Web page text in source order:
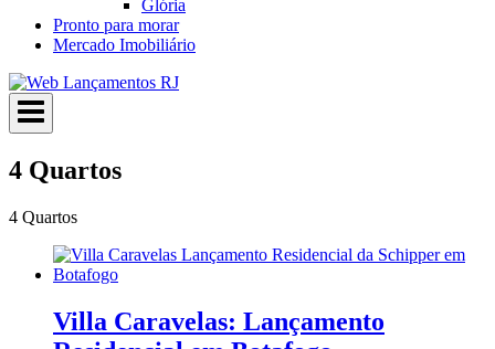
Glória
Pronto para morar
Mercado Imobiliário
4 Quartos
4 Quartos
Villa Caravelas: Lançamento